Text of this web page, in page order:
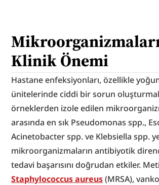
Klinik Önemi
Hastane enfeksiyonları, özellikle
ünitelerinde ciddi bir sorun
örneklerden izole edilen
arasında en sık Pseudomonas spp.,
Acinetobacter spp. ve Klebsiella spp.
mikroorganizmaların antibiyotik
Staphylococcus aureus (MRSA),